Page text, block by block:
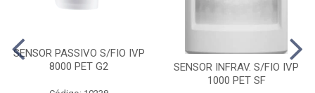
SENSOR PASSIVO S/FIO IVP
8000 PET G2
SENSOR INFRAV. S/FIO IVP
1000 PET SF